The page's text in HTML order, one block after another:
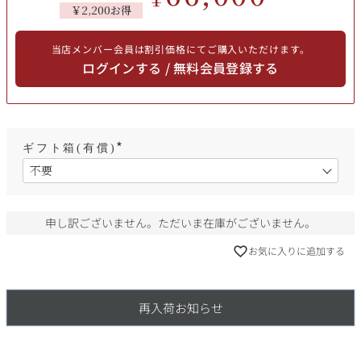
オーパス・ワン
スクリーミング・
イーグル
￥2,200お得
当店メンバー会員は割引価格にてご購入いただけます。
ログインする / 無料会員登録する
ギフト箱(有償)
(
須
申し訳ございません。ただいま在庫がございません。
お気に入りに追加する
再入荷お知らせ